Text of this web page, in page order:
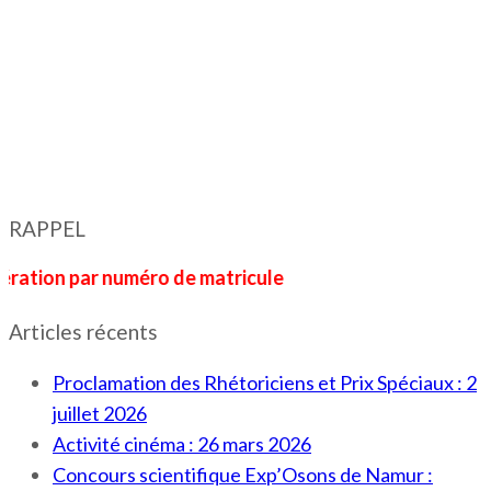
RAPPEL
numéro de matricule
Articles récents
Proclamation des Rhétoriciens et Prix Spéciaux : 2
juillet 2026
Activité cinéma : 26 mars 2026
Concours scientifique Exp’Osons de Namur :